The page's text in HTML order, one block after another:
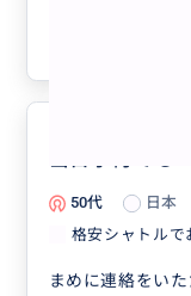
50代 日本
格安シャトルで
まめに連絡をいた